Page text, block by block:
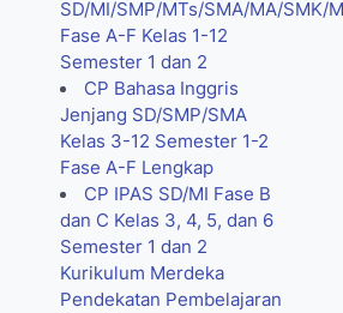
SD/MI/SMP/MTs/SMA/MA/SMK/
Fase A-F Kelas 1-12
Semester 1 dan 2
CP Bahasa Inggris
Jenjang SD/SMP/SMA
Kelas 3-12 Semester 1-2
Fase A-F Lengkap
CP IPAS SD/MI Fase B
dan C Kelas 3, 4, 5, dan 6
Semester 1 dan 2
Kurikulum Merdeka
Pendekatan Pembelajaran